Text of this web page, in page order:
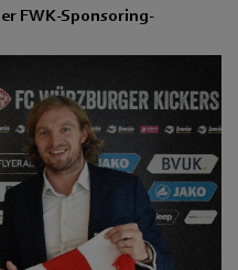
FWK-Sponsoring-